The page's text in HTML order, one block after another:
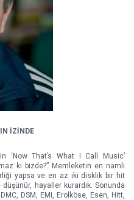
İZİNDE
‘Now That’s What I Call Music’
ki bizde?” Memleketin en namlı
yapsa ve en az iki disklik bir hit
hayaller kurardık. Sonunda
DSM, EMI, Erolköse, Esen, Hitt,